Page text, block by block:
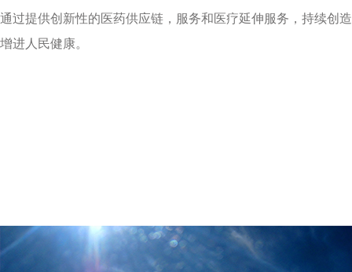
通过提供创新性的医药供应链，服务和医疗延伸服务，持续创
增进人民健康。